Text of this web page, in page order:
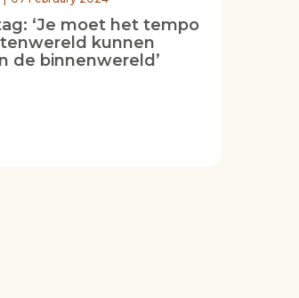
‘Je moet het tempo
kunnen
de binnenwereld’